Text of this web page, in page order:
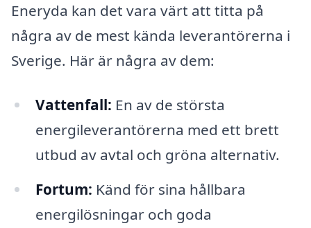
Eneryda kan det vara värt att titta på
några av de mest kända leverantörerna i
Sverige. Här är några av dem:
Vattenfall: En av de största
energileverantörerna med ett brett
utbud av avtal och gröna alternativ.
Fortum: Känd för sina hållbara
energilösningar och goda